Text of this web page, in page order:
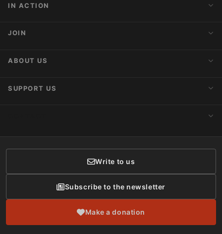
IN ACTION
Action Alerts
JOIN
Activist Network
ABOUT US
About AnimaNaturalis
SUPPORT US
Donor Care
Write to us
Subscribe to the newsletter
Make a donation